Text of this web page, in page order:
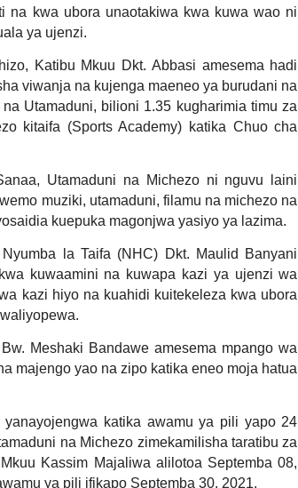
na kwa ubora unaotakiwa kwa kuwa wao ni
ya ujenzi.
Katibu Mkuu Dkt. Abbasi amesema hadi
viwanja na kujenga maeneo ya burudani na
Utamaduni, bilioni 1.35 kugharimia timu za
kitaifa (Sports Academy) katika Chuo cha
Utamaduni na Michezo ni nguvu laini
muziki, utamaduni, filamu na michezo na
kuepuka magonjwa yasiyo ya lazima.
la Taifa (NHC) Dkt. Maulid Banyani
kuwaamini na kuwapa kazi ya ujenzi wa
kazi hiyo na kuahidi kuitekeleza kwa ubora
Meshaki Bandawe amesema mpango wa
majengo yao na zipo katika eneo moja hatua
katika awamu ya pili yapo 24
na Michezo zimekamilisha taratibu za
Kassim Majaliwa alilotoa Septemba 08,
ya pili ifikapo Septemba 30, 2021.